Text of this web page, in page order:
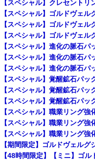
【スペシャル】クレセントリ
【スペシャル】ゴルドヴェル
【スペシャル】ゴルドヴェル
【スペシャル】ゴルドヴェル
【スペシャル】進化の脈石パ
【スペシャル】進化の脈石パ
【スペシャル】進化の脈石パ
【スペシャル】覚醒鉱石パッ
【スペシャル】覚醒鉱石パッ
【スペシャル】覚醒鉱石パッ
【スペシャル】職業リング強
【スペシャル】職業リング強
【スペシャル】職業リング強
【期間限定】ゴルドヴェルグ
【48時間限定】【ミニ】ゴ